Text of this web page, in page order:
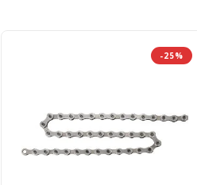
-25%